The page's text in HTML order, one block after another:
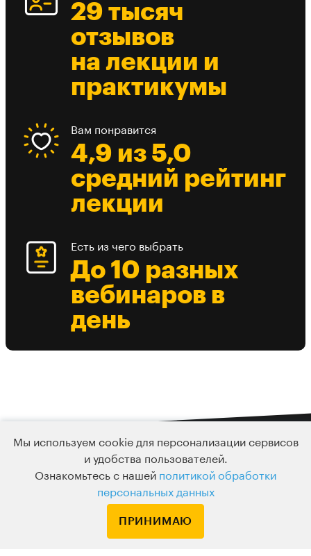
29 тысяч
отзывов
на лекции и
практикумы
Вам понравится
4,9 из 5,0
средний рейтинг
лекции
Есть из чего выбрать
До 10 разных
вебинаров в
день
Узнавайте о новых курсах и лекциях первым
Мы используем cookie для персонализации сервисов
и удобства пользователей.
Ознакомьтесь с нашей политикой обработки
персональных данных
ПРИНИМАЮ